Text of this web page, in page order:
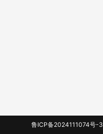
鲁ICP备2024111074号-3